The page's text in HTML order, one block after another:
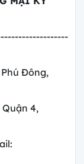
Phú Đông,
Quận 4,